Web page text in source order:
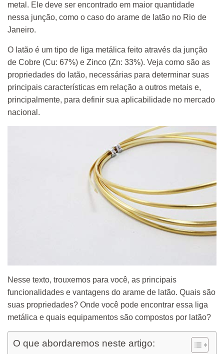
O
metal. Ele deve ser encontrado em maior quantidade
nessa junção, como o caso do arame de latão no Rio de
Janeiro.
O latão é um tipo de liga metálica feito através da junção
de Cobre (Cu: 67%) e Zinco (Zn: 33%). Veja como são as
propriedades do latão, necessárias para determinar suas
principais características em relação a outros metais e,
principalmente, para definir sua aplicabilidade no mercado
nacional.
Nesse texto, trouxemos para você, as principais
funcionalidades e vantagens do arame de latão. Quais são
suas propriedades? Onde você pode encontrar essa liga
metálica e quais equipamentos são compostos por latão?
O que abordaremos neste artigo: